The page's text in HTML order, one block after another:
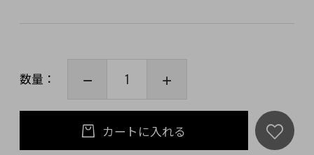
数量：
カートに入れる